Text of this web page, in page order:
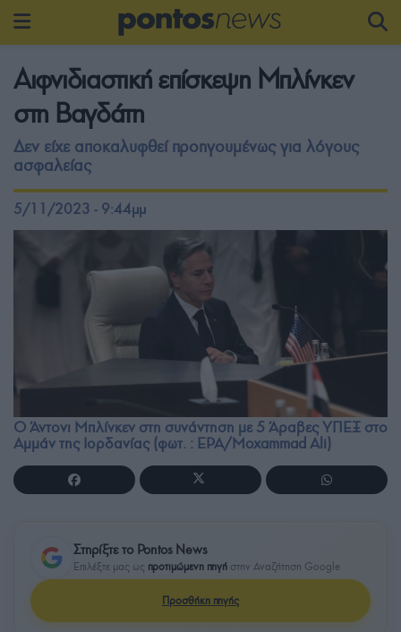
Αιφνιδιαστική επίσκεψη Μπλίνκεν
στη Βαγδάτη
Δεν είχε αποκαλυφθεί προηγουμένως για λόγους
ασφαλείας
5/11/2023 - 9:44μμ
Ο Άντονι Μπλίνκεν στη συνάντηση με 5 Άραβες ΥΠΕΞ στο
Αμμάν της Ιορδανίας (φωτ. : EPA/Moxammad Ali)
Στηρίξτε το Pontos News
Επιλέξτε μας ως προτιμώμενη πηγή στην Αναζήτηση Google
Προσθήκη πηγής